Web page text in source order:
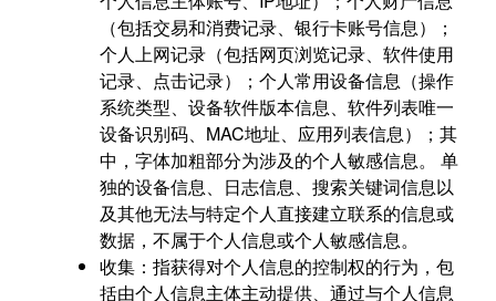
（包括交易和消费记录、银行卡账号信息）；
个人上网记录（包括网页浏览记录、软件使用
记录、点击记录）；个人常用设备信息（操作
系统类型、设备软件版本信息、软件列表唯一
设备识别码、MAC地址、应用列表信息）；其
中，字体加粗部分为涉及的个人敏感信息。 单
独的设备信息、日志信息、搜索关键词信息以
及其他无法与特定个人直接建立联系的信息或
数据，不属于个人信息或个人敏感信息。
收集：指获得对个人信息的控制权的行为，包
括由个人信息主体主动提供、通过与个人信息